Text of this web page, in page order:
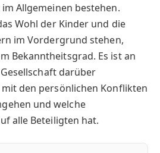
Allgemeinen bestehen.
Wohl der Kinder und die
im Vordergrund stehen,
Bekanntheitsgrad. Es ist an
darüber
den persönlichen Konflikten
und welche
alle Beteiligten hat.